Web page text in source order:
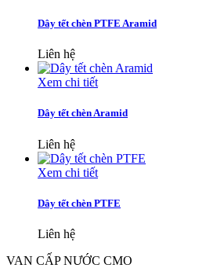
Dây tết chèn PTFE Aramid
Liên hệ
Xem chi tiết
Dây tết chèn Aramid
Liên hệ
Xem chi tiết
Dây tết chèn PTFE
Liên hệ
VAN CẤP NƯỚC CMO